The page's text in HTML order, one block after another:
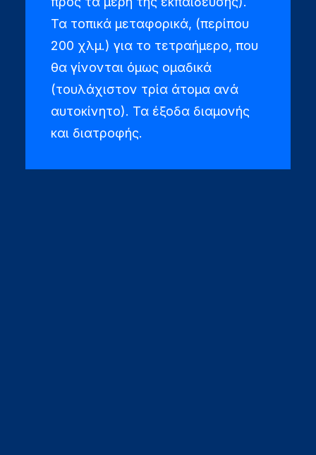
Τα τοπικά μεταφορικά, (περίπου
200 χλμ.) για το τετραήμερο, που
θα γίνονται όμως ομαδικά
(τουλάχιστον τρία άτομα ανά
αυτοκίνητο). Τα έξοδα διαμονής
και διατροφής.